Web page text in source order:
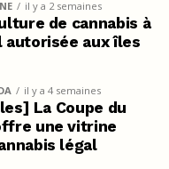
il y a 2 semaines
de cannabis à
autorisée aux îles
il y a 4 semaines
La Coupe du
une vitrine
légal